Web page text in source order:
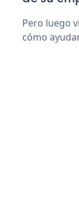
Pero luego
cómo